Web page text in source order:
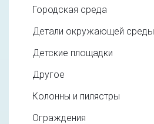
Городская среда
Детали окружающей среды
Детские площадки
Другое
Колонны и пилястры
Ограждения